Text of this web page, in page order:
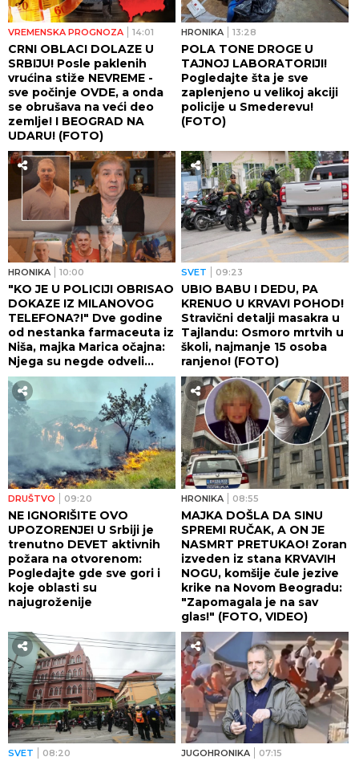
VREMENSKA PROGNOZA 14:01
CRNI OBLACI DOLAZE U
SRBIJU! Posle paklenih
vrućina stiže NEVREME -
sve počinje OVDE, a onda
se obrušava na veći deo
zemlje! I BEOGRAD NA
UDARU! (FOTO)
HRONIKA 13:28
POLA TONE DROGE U
TAJNOJ LABORATORIJI!
Pogledajte šta je sve
zaplenjeno u velikoj akciji
policije u Smederevu!
(FOTO)
HRONIKA 10:00
"KO JE U POLICIJI OBRISAO
DOKAZE IZ MILANOVOG
TELEFONA?!" Dve godine
od nestanka farmaceuta iz
Niša, majka Marica očajna:
Njega su negde odveli...
SVET 09:23
UBIO BABU I DEDU, PA
KRENUO U KRVAVI POHOD!
Stravični detalji masakra u
Tajlandu: Osmoro mrtvih u
školi, najmanje 15 osoba
ranjeno! (FOTO)
DRUŠTVO 09:20
NE IGNORIŠITE OVO
UPOZORENJE! U Srbiji je
trenutno DEVET aktivnih
požara na otvorenom:
Pogledajte gde sve gori i
koje oblasti su
najugroženije
HRONIKA 08:55
MAJKA DOŠLA DA SINU
SPREMI RUČAK, A ON JE
NASMRT PRETUKAO! Zoran
izveden iz stana KRVAVIH
NOGU, komšije čule jezive
krike na Novom Beogradu:
"Zapomagala je na sav
glas!" (FOTO, VIDEO)
SVET 08:20 JUGOHRONIKA 07:15